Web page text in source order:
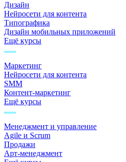
Дизайн
Нейросети для контента
Типографика
Дизайн мобильных приложений
Ещё курсы
Маркетинг
Нейросети для контента
SMM
Контент-маркетинг
Ещё курсы
Менеджмент и управление
Agile и Scrum
Продажи
Арт-менеджмент